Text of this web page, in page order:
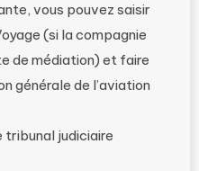
vous pouvez saisir
(si la compagnie
de médiation) et faire
générale de l’aviation
tribunal judiciaire